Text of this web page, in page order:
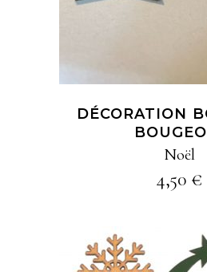
DÉCORATION
Noël
4,50 €